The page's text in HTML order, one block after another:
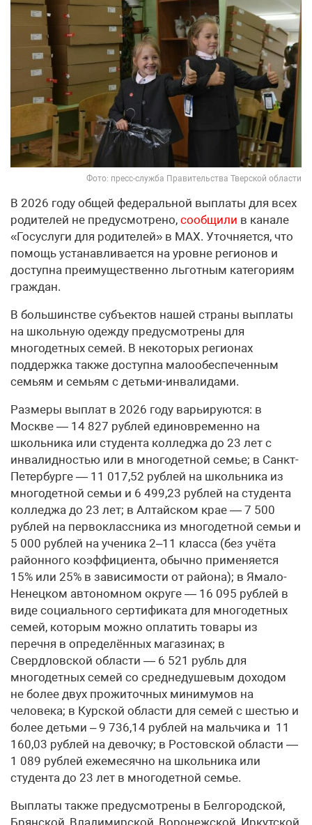
Фото: пресс-служба Правительства Тверской области
В 2026 году общей федеральной выплаты для всех
родителей не предусмотрено, сообщили в канале
«Госуслуги для родителей» в МАХ. Уточняется, что
помощь устанавливается на уровне регионов и
доступна преимущественно льготным категориям
граждан.
В большинстве субъектов нашей страны выплаты
на школьную одежду предусмотрены для
многодетных семей. В некоторых регионах
поддержка также доступна малообеспеченным
семьям и семьям с детьми-инвалидами.
Размеры выплат в 2026 году варьируются: в
Москве — 14 827 рублей единовременно на
школьника или студента колледжа до 23 лет с
инвалидностью или в многодетной семье; в Санкт-
Петербурге — 11 017,52 рублей на школьника из
многодетной семьи и 6 499,23 рублей на студента
колледжа до 23 лет; в Алтайском крае — 7 500
рублей на первоклассника из многодетной семьи и
5 000 рублей на ученика 2–11 класса (без учёта
районного коэффициента, обычно применяется
15% или 25% в зависимости от района); в Ямало-
Ненецком автономном округе — 16 095 рублей в
виде социального сертификата для многодетных
семей, которым можно оплатить товары из
перечня в определённых магазинах; в
Свердловской области — 6 521 рубль для
многодетных семей со среднедушевым доходом
не более двух прожиточных минимумов на
человека; в Курской области для семей с шестью и
более детьми – 9 736,14 рублей на мальчика и 11
160,03 рублей на девочку; в Ростовской области —
1 089 рублей ежемесячно на школьника или
студента до 23 лет в многодетной семье.
Выплаты также предусмотрены в Белгородской,
Брянской, Владимирской, Воронежской, Иркутской,